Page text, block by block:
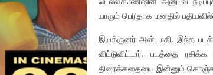
யாரும் பெரிதாக மனதில்
இயக்குனர் அன்புமதி, இந்த
விட்டுவிட்டார். படத்தை
திரைக்கதையை இன்னும் கொஞ்சம்